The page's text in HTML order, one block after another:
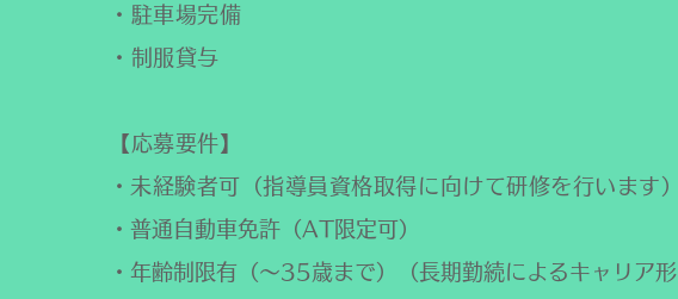
・駐車場完備
・制服貸与
【応募要件】
​・未経験者可（指導員資格取得に向けて研修を行います）
・普通自動車免許（AT限定可）
・年齢制限有（〜35歳まで）（長期勤続によるキャリア形